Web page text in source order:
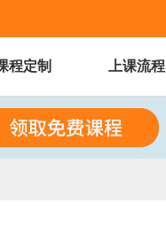
程定制 上课流程